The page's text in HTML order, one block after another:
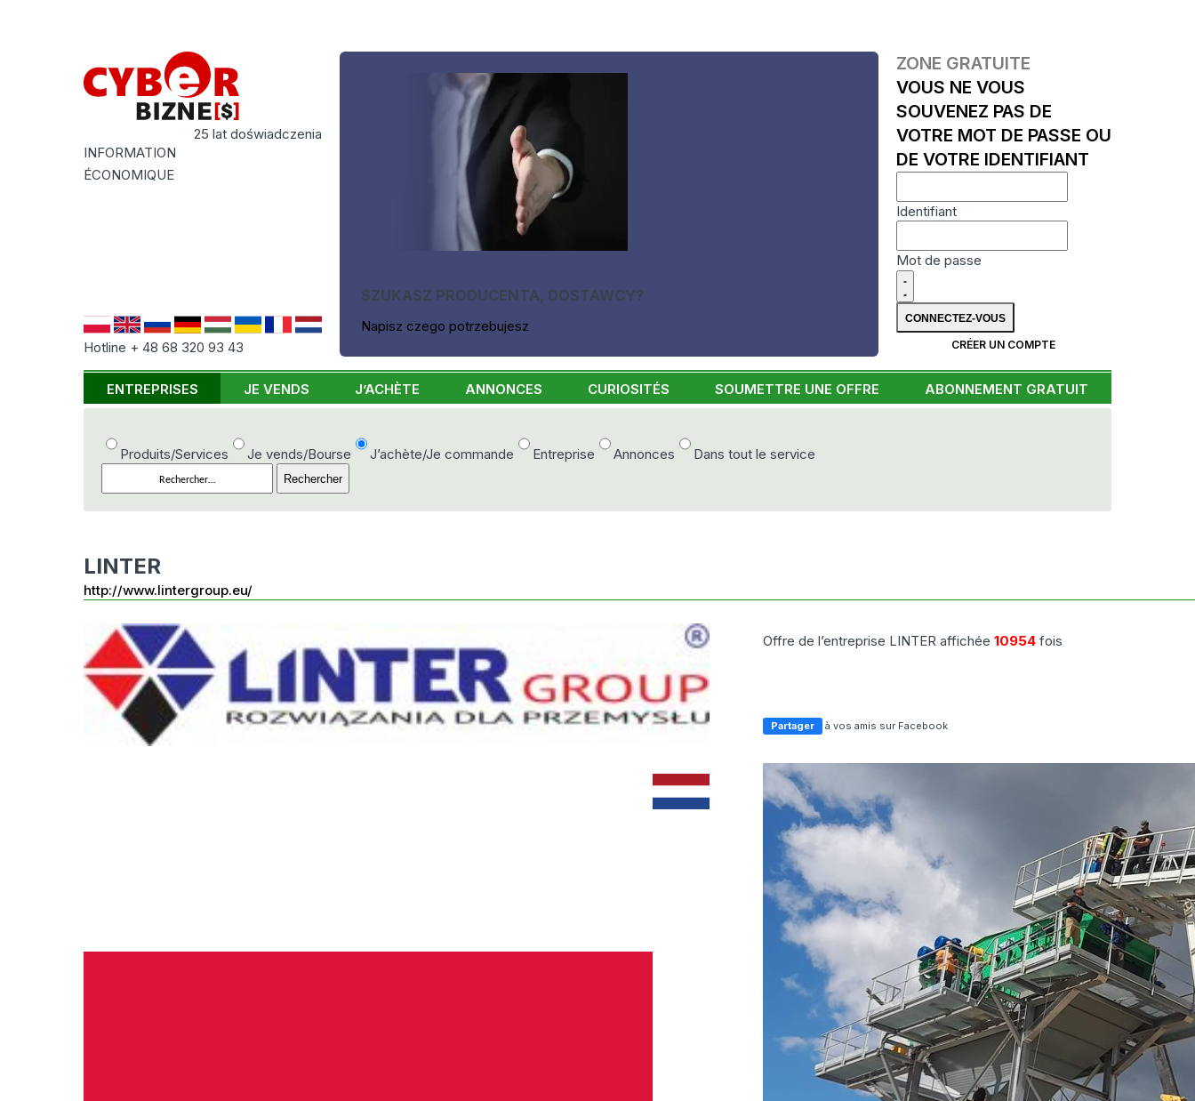
25 lat doświadczenia
INFORMATION
ÉCONOMIQUE
Hotline + 48 68 320 93 43
SZUKASZ PRODUCENTA, DOSTAWCY?
Napisz czego potrzebujesz
ZONE GRATUITE
VOUS NE VOUS
SOUVENEZ PAS DE
VOTRE MOT DE PASSE OU
DE VOTRE IDENTIFIANT
Identifiant
Mot de passe
CRÉER UN COMPTE
ENTREPRISES JE VENDS J’ACHÈTE ANNONCES CURIOSITÉS SOUMETTRE UNE OFFRE ABONNEMENT GRATUIT
Produits/Services Je vends/Bourse J’achète/Je commande Entreprise Annonces Dans tout le service
LINTER
http://www.lintergroup.eu/
Offre de l’entreprise LINTER affichée10954 fois
Partager à vos amis sur Facebook